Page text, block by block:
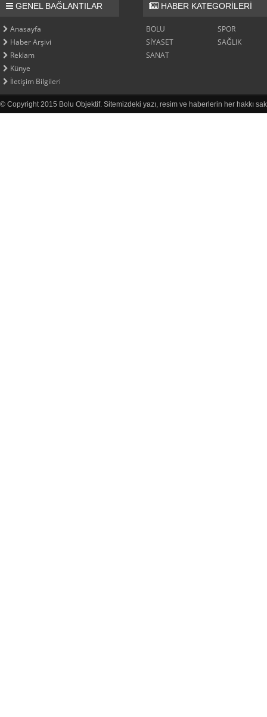
GENEL BAĞLANTILAR
Anasayfa
Haber Arşivi
Reklam
Künye
İletişim Bilgileri
HABER KATEGORİLERİ
BOLU
SPOR
SİYASET
SAĞLIK
SANAT
© Copyright 2015 Bolu Objektif. Sitemizdeki yazı, resim ve haberlerin her hakkı